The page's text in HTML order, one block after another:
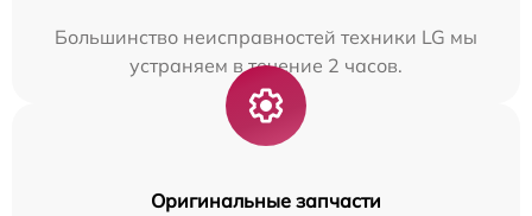
Большинство неисправностей техники LG мы
устраняем в течение 2 часов.
Оригинальные запчасти